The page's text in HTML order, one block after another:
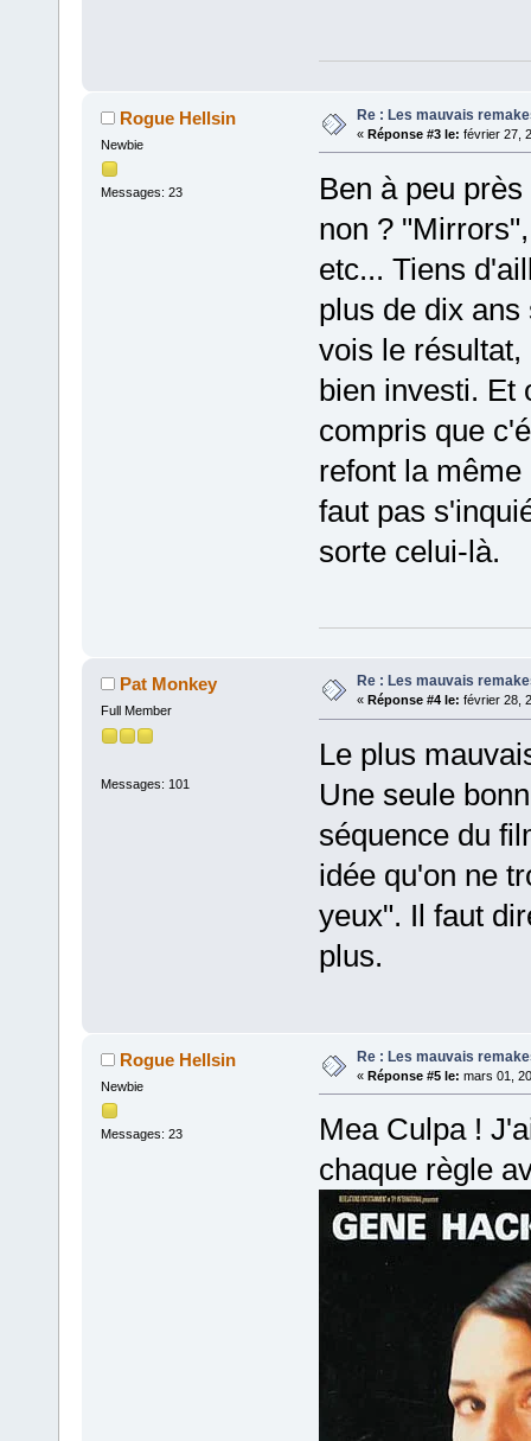
Rogue Hellsin
Newbie
Messages: 23
Re : Les mauvais
« Réponse #3 le: février 27,
Ben à peu
non ?
etc... Tiens
plus de dix
vois le
bien investi. Et
compris que
refont la
faut pas
sorte celui-là.
Pat Monkey
Full Member
Messages: 101
Re : Les mauvais
« Réponse #4 le: février 28,
Le plus
Une seule
séquence du
idée qu'on ne
yeux". Il faut
plus.
Rogue Hellsin
Newbie
Messages: 23
Re : Les mauvais
« Réponse #5 le: mars 01,
Mea Culpa !
chaque règle